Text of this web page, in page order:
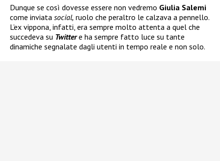
Dunque se così dovesse essere non vedremo Giulia Salemi
come inviata social, ruolo che peraltro le calzava a pennello.
L’ex vippona, infatti, era sempre molto attenta a quel che
succedeva su Twittere ha sempre fatto luce su tante
dinamiche segnalate dagli utenti in tempo reale e non solo.